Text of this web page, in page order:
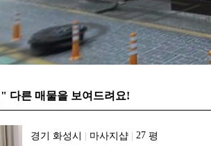
다른 매물을 보여드려요!
경기 화성시 마사지샵 평